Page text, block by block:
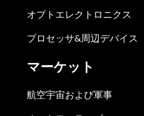
オプトエレクトロニクス
プロセッサ&周辺デバイス
マーケット
航空宇宙および軍事